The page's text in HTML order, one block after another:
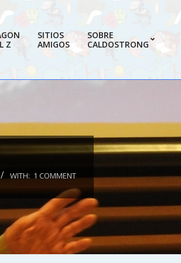
Z
SITIOS
AMIGOS
SOBRE
CALDOSTRONG
WITH: 1 COMMENT